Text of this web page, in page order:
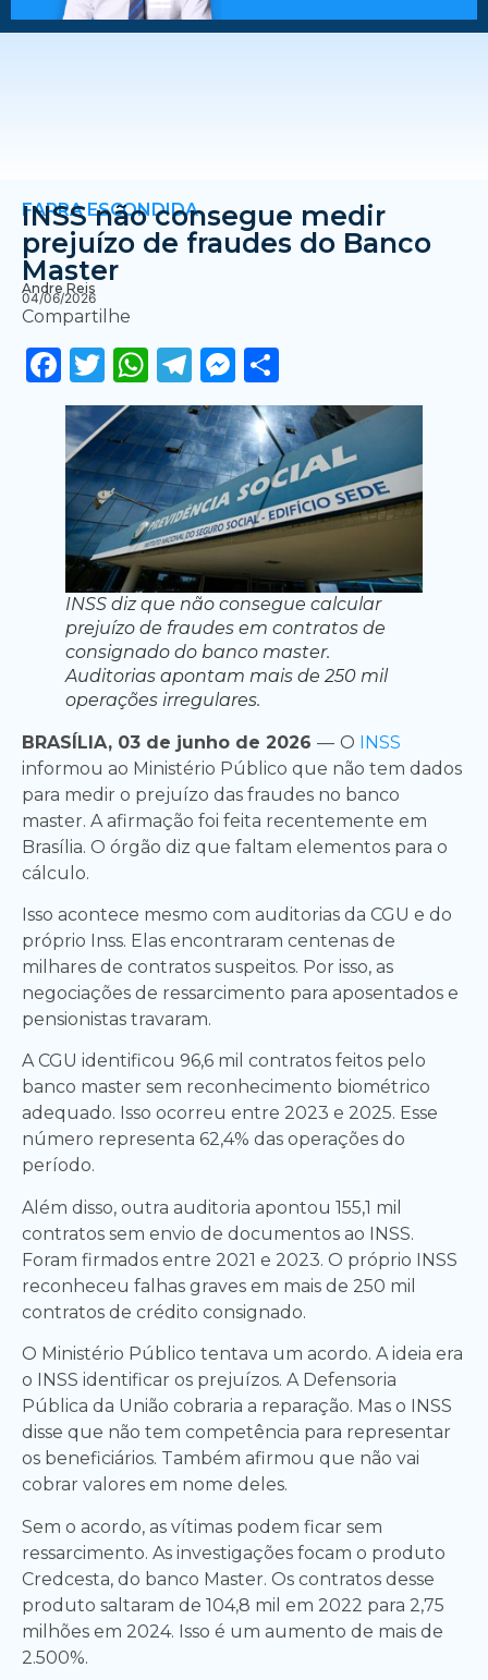
FARRA ESCONDIDA
INSS não consegue medir
prejuízo de fraudes do Banco
Master
Andre Reis
04/06/2026
Compartilhe
Facebook
Twitter
WhatsApp
Telegram
Messenger
INSS diz que não consegue calcular
prejuízo de fraudes em contratos de
consignado do banco master.
Auditorias apontam mais de 250 mil
operações irregulares.
BRASÍLIA, 03 de junho de 2026 — O INSS
informou ao Ministério Público que não tem dados
para medir o prejuízo das fraudes no banco
master. A afirmação foi feita recentemente em
Brasília. O órgão diz que faltam elementos para o
cálculo.
Isso acontece mesmo com auditorias da CGU e do
próprio Inss. Elas encontraram centenas de
milhares de contratos suspeitos. Por isso, as
negociações de ressarcimento para aposentados e
pensionistas travaram.
A CGU identificou 96,6 mil contratos feitos pelo
banco master sem reconhecimento biométrico
adequado. Isso ocorreu entre 2023 e 2025. Esse
número representa 62,4% das operações do
período.
Além disso, outra auditoria apontou 155,1 mil
contratos sem envio de documentos ao INSS.
Foram firmados entre 2021 e 2023. O próprio INSS
reconheceu falhas graves em mais de 250 mil
contratos de crédito consignado.
O Ministério Público tentava um acordo. A ideia era
o INSS identificar os prejuízos. A Defensoria
Pública da União cobraria a reparação. Mas o INSS
disse que não tem competência para representar
os beneficiários. Também afirmou que não vai
cobrar valores em nome deles.
Sem o acordo, as vítimas podem ficar sem
ressarcimento. As investigações focam o produto
Credcesta, do banco Master. Os contratos desse
produto saltaram de 104,8 mil em 2022 para 2,75
milhões em 2024. Isso é um aumento de mais de
2.500%.